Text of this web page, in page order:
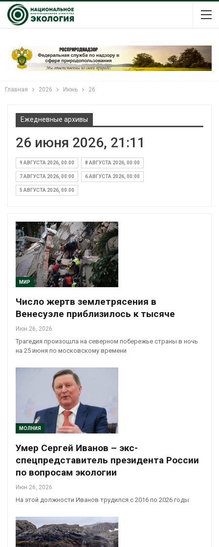
Главная 2026 Июнь 26
Ежедневные архивы
26 июня 2026, 21:11
9 АВГУСТА 2026, 00:00 8 АВГУСТА 2026, 00:00
7 АВГУСТА 2026, 00:00 6 АВГУСТА 2026, 00:00
5 АВГУСТА 2026, 00:00
МИР
Число жертв землетрясения в
Венесуэле приблизилось к тысяче
Июн 26, 2026
Трагедия произошла на северном побережье страны в ночь
на 25 июня по московскому времени
МОЛНИЯ
Умер Сергей Иванов – экс-
спецпредставитель президента России
по вопросам экологии
Июн 26, 2026
На этой должности Иванов трудился с 2016 по 2026 годы